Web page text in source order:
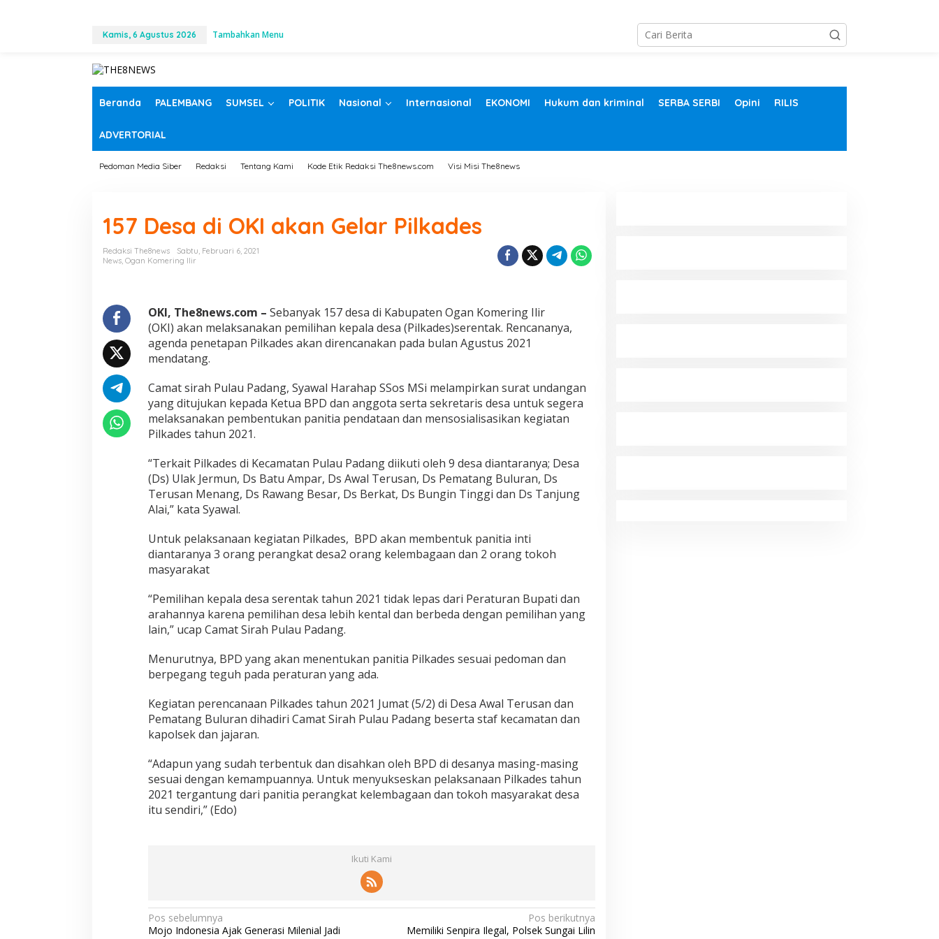
Kamis, 6 Agustus 2026 Tambahkan Menu
Beranda PALEMBANG SUMSEL POLITIK Nasional Internasional EKONOMI Hukum dan kriminal SERBA SERBI Opini RILIS
ADVERTORIAL
Pedoman Media Siber Redaksi Tentang Kami Kode Etik Redaksi The8news.com Visi Misi The8news
157 Desa di OKI akan Gelar Pilkades
Redaksi The8news
Sabtu, Februari 6, 2021
News, Ogan Komering Ilir
OKI, The8news.com – Sebanyak 157 desa di Kabupaten Ogan Komering Ilir
(OKI) akan melaksanakan pemilihan kepala desa (Pilkades)serentak. Rencananya,
agenda penetapan Pilkades akan direncanakan pada bulan Agustus 2021
mendatang.
Camat sirah Pulau Padang, Syawal Harahap SSos MSi melampirkan surat undangan
yang ditujukan kepada Ketua BPD dan anggota serta sekretaris desa untuk segera
melaksanakan pembentukan panitia pendataan dan mensosialisasikan kegiatan
Pilkades tahun 2021.
“Terkait Pilkades di Kecamatan Pulau Padang diikuti oleh 9 desa diantaranya; Desa
(Ds) Ulak Jermun, Ds Batu Ampar, Ds Awal Terusan, Ds Pematang Buluran, Ds
Terusan Menang, Ds Rawang Besar, Ds Berkat, Ds Bungin Tinggi dan Ds Tanjung
Alai,” kata Syawal.
Untuk pelaksanaan kegiatan Pilkades, BPD akan membentuk panitia inti
diantaranya 3 orang perangkat desa2 orang kelembagaan dan 2 orang tokoh
masyarakat
“Pemilihan kepala desa serentak tahun 2021 tidak lepas dari Peraturan Bupati dan
arahannya karena pemilihan desa lebih kental dan berbeda dengan pemilihan yang
lain,” ucap Camat Sirah Pulau Padang.
Menurutnya, BPD yang akan menentukan panitia Pilkades sesuai pedoman dan
berpegang teguh pada peraturan yang ada.
Kegiatan perencanaan Pilkades tahun 2021 Jumat (5/2) di Desa Awal Terusan dan
Pematang Buluran dihadiri Camat Sirah Pulau Padang beserta staf kecamatan dan
kapolsek dan jajaran.
“Adapun yang sudah terbentuk dan disahkan oleh BPD di desanya masing-masing
sesuai dengan kemampuannya. Untuk menyukseskan pelaksanaan Pilkades tahun
2021 tergantung dari panitia perangkat kelembagaan dan tokoh masyarakat desa
itu sendiri,” (Edo)
Ikuti Kami
N
Pos sebelumnya
Mojo Indonesia Ajak Generasi Milenial Jadi
Pos berikutnya
Memiliki Senpira Ilegal, Polsek Sungai Lilin